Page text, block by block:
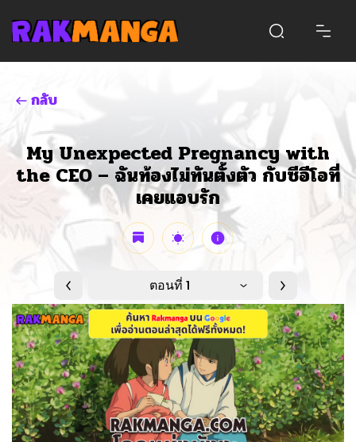
กลับ
My Unexpected Pregnancy with
the CEO – ฉันท้องไม่ทันตั้งตัว กับซีอีโอที่
เคยแอบรัก
ตอนที่ 1